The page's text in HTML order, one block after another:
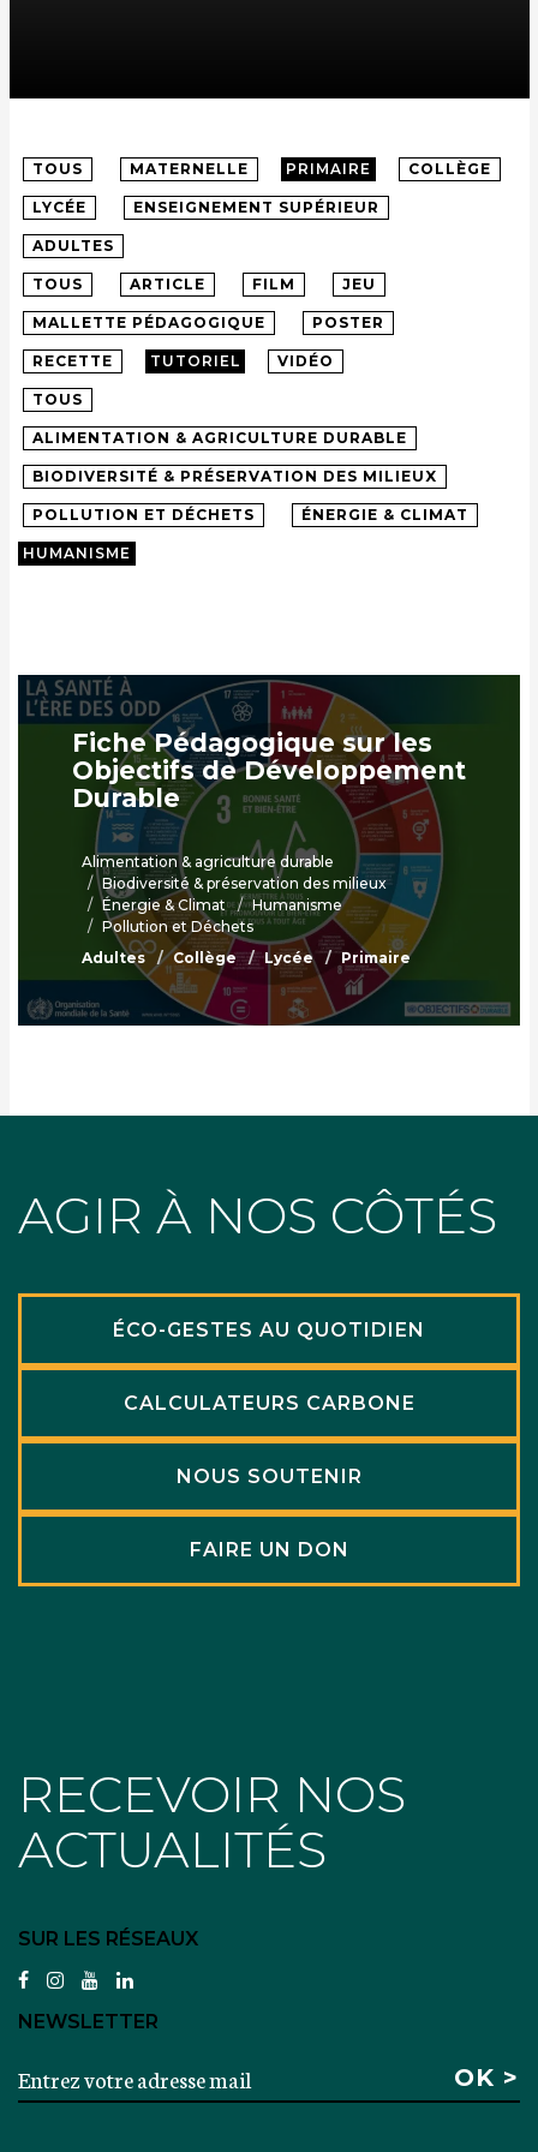
TOUS MATERNELLE PRIMAIRE COLLÈGE
LYCÉE ENSEIGNEMENT SUPÉRIEUR
ADULTES
TOUS ARTICLE FILM JEU
MALLETTE PÉDAGOGIQUE POSTER
RECETTE TUTORIEL VIDÉO
TOUS
ALIMENTATION & AGRICULTURE DURABLE
BIODIVERSITÉ & PRÉSERVATION DES MILIEUX
POLLUTION ET DÉCHETS ÉNERGIE & CLIMAT
HUMANISME
Fiche Pédagogique sur les
Objectifs de Développement
Durable
Alimentation & agriculture durable
Biodiversité & préservation des milieux
Énergie & Climat
Humanisme
Pollution et Déchets
Adultes
Collège Lycée Primaire
AGIR À NOS CÔTÉS
ÉCO-GESTES AU QUOTIDIEN
CALCULATEURS CARBONE
NOUS SOUTENIR
FAIRE UN DON
RECEVOIR NOS
ACTUALITÉS
SUR LES RÉSEAUX
facebookinstagram
youtubelinkedin
NEWSLETTER